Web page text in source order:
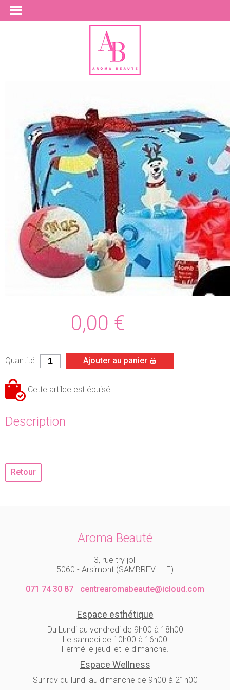
0,00 €
Quantité Ajouter au panier
Cette artilce est épuisé
Description
Retour
Aroma Beauté
3, rue try joli
5060 - Arsimont (SAMBREVILLE)
071 74 30 87 - centrearomabeaute@icloud.com
Espace esthétique
Du Lundi au vendredi de 9h00 à 18h00
Le samedi de 10h00 à 16h00
Fermé le jeudi et le dimanche.
Espace Wellness
Sur rdv du lundi au dimanche de 9h00 à 21h00